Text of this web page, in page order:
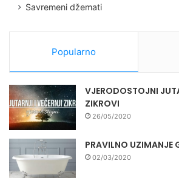
Savremeni džemati
Popularno
VJERODOSTOJNI
ZIKROVI
26/05/2020
PRAVILNO UZIMANJE
02/03/2020